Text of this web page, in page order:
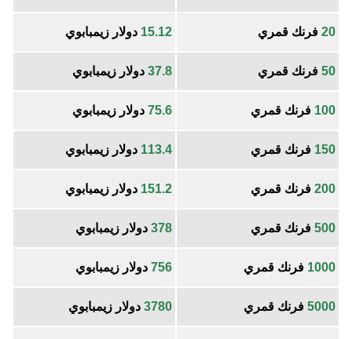
20 فرنك قمري 15.12 دولار زيمبابوي
50 فرنك قمري 37.8 دولار زيمبابوي
100 فرنك قمري 75.6 دولار زيمبابوي
150 فرنك قمري 113.4 دولار زيمبابوي
200 فرنك قمري 151.2 دولار زيمبابوي
500 فرنك قمري 378 دولار زيمبابوي
1000 فرنك قمري 756 دولار زيمبابوي
5000 فرنك قمري 3780 دولار زيمبابوي